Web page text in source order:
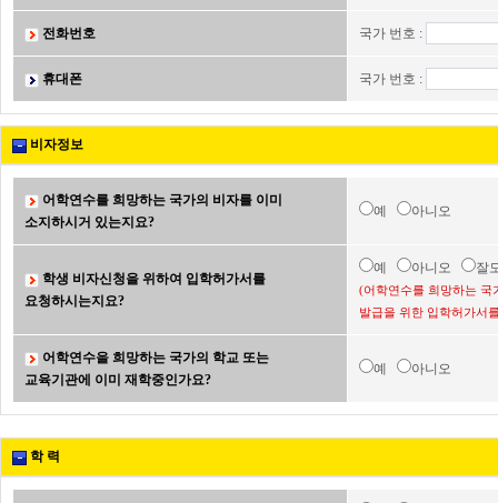
전화번호 국가 번호 :
휴대폰 국가 번호 :
비자정보
어학연수를 희망하는 국가의 비자를 이미
소지하시거 있는지요?
예 아니오
학생 비자신청을 위하여 입학허가서를
요청하시는지요?
예 아니오 잘
(어학연수를 희망하는 국
발급을 위한 입학허가서
어학연수을 희망하는 국가의 학교 또는
교육기관에 이미 재학중인가요?
예 아니오
학 력